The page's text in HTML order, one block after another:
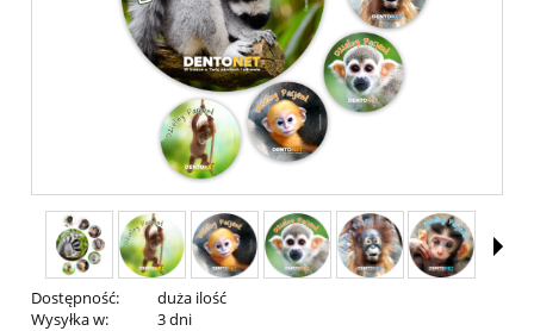
Dostępność:
duża ilość
Wysyłka w:
3 dni